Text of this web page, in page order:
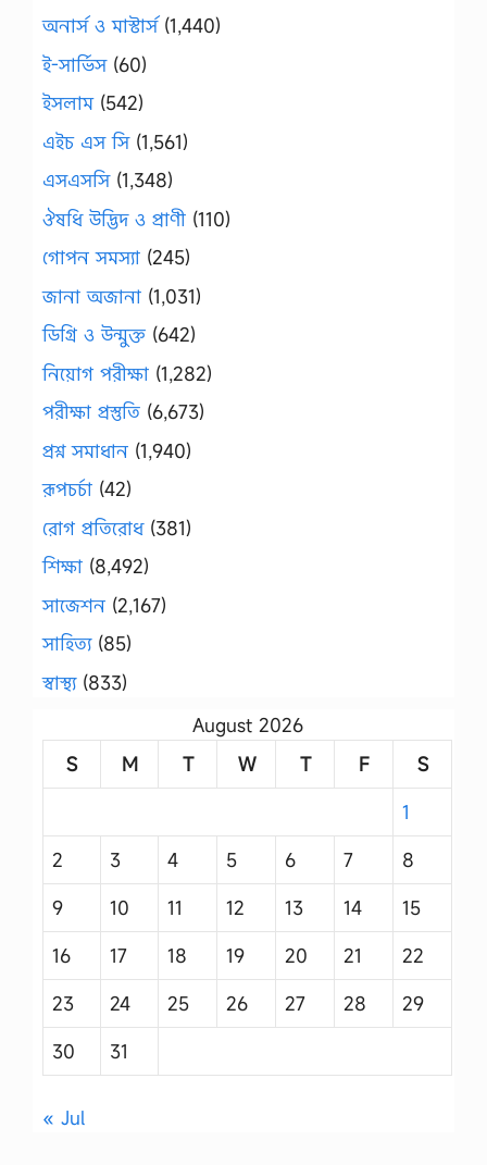
অনার্স ও মাস্টার্স(1,440)
ই-সার্ভিস(60)
ইসলাম(542)
এইচ এস সি(1,561)
এসএসসি(1,348)
ঔষধি উদ্ভিদ ও প্রাণী (110)
গোপন সমস্যা (245)
জানা অজানা (1,031)
ডিগ্রি ও উন্মুক্ত (642)
নিয়োগ পরীক্ষা (1,282)
পরীক্ষা প্রস্তুতি (6,673)
প্রশ্ন সমাধান (1,940)
রূপচর্চা (42)
রোগ প্রতিরোধ(381)
শিক্ষা (8,492)
সাজেশন (2,167)
সাহিত্য(85)
স্বাস্থ্য(833)
August 2026
S
M T W T F
S
1
2
3 4 5 6 7
8
9
10 11 12 13 14
15
16
17 18 19 20 21
22
23
24 25 26 27 28
29
30
31
« Jul